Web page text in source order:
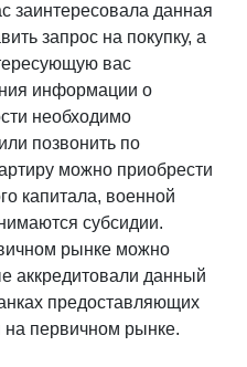
заинтересовала данная
запрос на покупку, а
вас
информации о
необходимо
позвонить по
можно приобрести
капитала, военной
субсидии.
рынке можно
аккредитовали данный
предоставляющих
на первичном рынке.